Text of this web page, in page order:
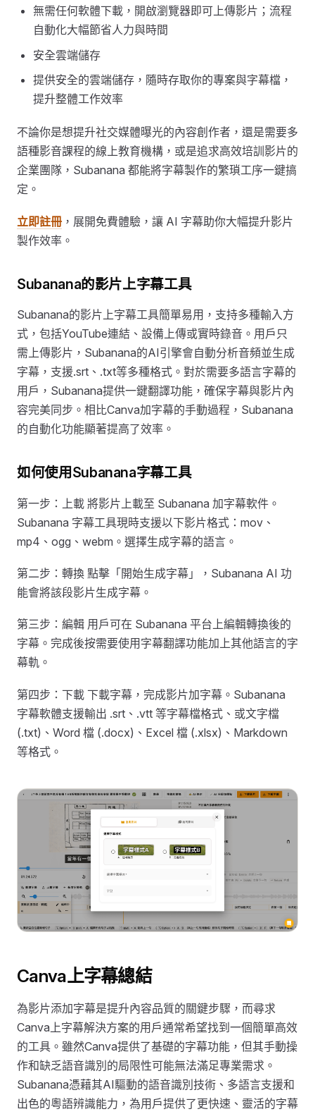
無需任何軟體下載，開啟瀏覽器即可上傳影片；流程
自動化大幅節省人力與時間
安全雲端儲存
提供安全的雲端儲存，隨時存取你的專案與字幕檔，
提升整體工作效率
不論你是想提升社交媒體曝光的內容創作者，還是需要多
語種影音課程的線上教育機構，或是追求高效培訓影片的
企業團隊，Subanana 都能將字幕製作的繁瑣工序一鍵搞
定。
立即註冊 ，展開免費體驗，讓 AI 字幕助你大幅提升影片
製作效率。
Subanana的影片上字幕工具
Subanana的影片上字幕工具簡單易用，支持多種輸入方
式，包括YouTube連結、設備上傳或實時錄音。用戶只
需上傳影片，Subanana的AI引擎會自動分析音頻並生成
字幕，支援.srt、.txt等多種格式。對於需要多語言字幕的
用戶，Subanana提供一鍵翻譯功能，確保字幕與影片內
容完美同步。相比Canva加字幕的手動過程，Subanana
的自動化功能顯著提高了效率。
如何使用Subanana字幕工具
第一步：上載 將影片上載至 Subanana 加字幕軟件。
Subanana 字幕工具現時支援以下影片格式：mov、
mp4、ogg、webm。選擇生成字幕的語言。
第二步：轉換 點擊「開始生成字幕」，Subanana AI 功
能會將該段影片生成字幕。
第三步：編輯 用戶可在 Subanana 平台上編輯轉換後的
字幕。完成後按需要使用字幕翻譯功能加上其他語言的字
幕軌。
第四步：下載 下載字幕，完成影片加字幕。Subanana
字幕軟體支援輸出 .srt、.vtt 等字幕檔格式、或文字檔
(.txt)、Word 檔 (.docx)、Excel 檔 (.xlsx)、Markdown
等格式。
Canva上字幕總結
為影片添加字幕是提升內容品質的關鍵步驟，而尋求
Canva上字幕解決方案的用戶通常希望找到一個簡單高效
的工具。雖然Canva提供了基礎的字幕功能，但其手動操
作和缺乏語音識別的局限性可能無法滿足專業需求。
Subanana憑藉其AI驅動的語音識別技術、多語言支援和
出色的粵語辨識能力，為用戶提供了更快速、靈活的字幕